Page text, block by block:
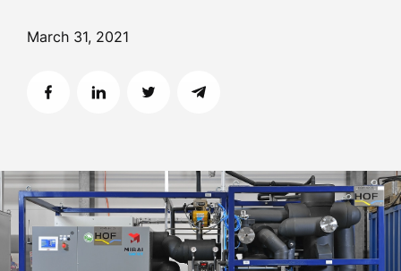
March 31, 2021